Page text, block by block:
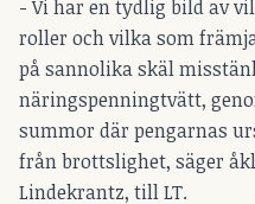
- Vi har en tydlig bild av
roller och vilka som
på sannolika skäl
näringspenningtvätt,
summor där pengarnas
från brottslighet, säger
Lindekrantz, till LT.